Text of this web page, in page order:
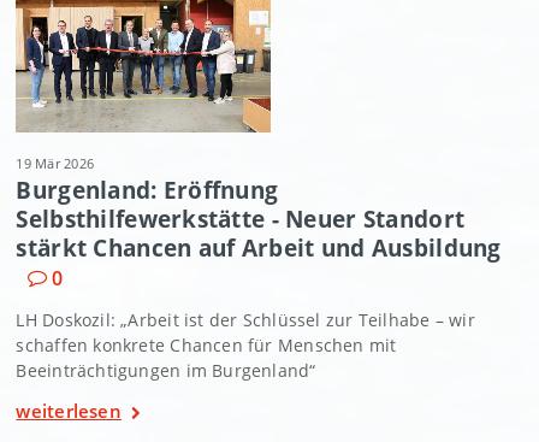
19 Mär 2026
Burgenland: Eröffnung
Selbsthilfewerkstätte - Neuer Standort
stärkt Chancen auf Arbeit und Ausbildung
0
LH Doskozil: „Arbeit ist der Schlüssel zur Teilhabe – wir
schaffen konkrete Chancen für Menschen mit
Beeinträchtigungen im Burgenland“
weiterlesen